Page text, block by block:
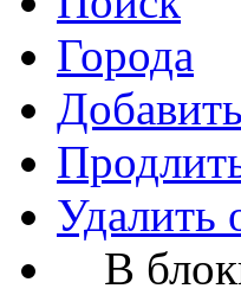
Города
Удалить
В